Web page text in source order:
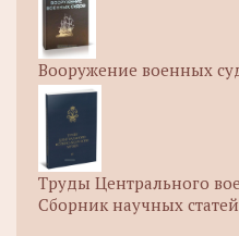
Вооружение военных
Труды Центрального
Сборник научных статей